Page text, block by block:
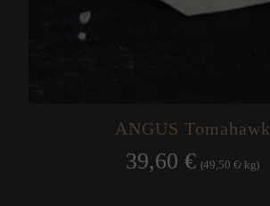
ANGUS Tomahawk
39,60€ (49,50€/ kg)